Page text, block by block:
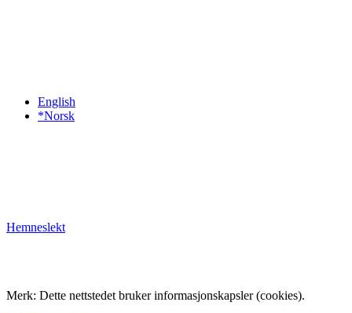
English
*Norsk
Hemneslekt
Merk: Dette nettstedet bruker informasjonskapsler (cookies).